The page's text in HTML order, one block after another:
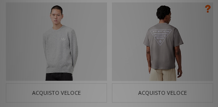
ACQUISTO VELOCE ACQUISTO VELOCE